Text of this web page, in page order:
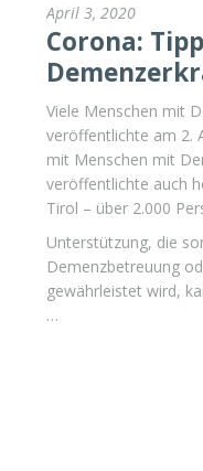
April 3, 2020
Corona:
Viele Menschen mit
veröffentlichte am 2.
mit Menschen mit
veröffentlichte auch
Tirol – über 2.000
Unterstützung, die
Demenzbetreuung
gewährleistet wird,
…